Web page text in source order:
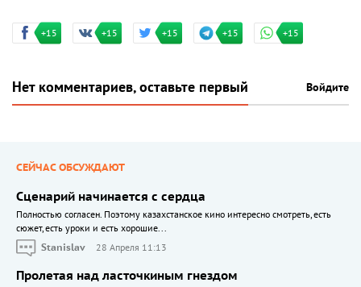
+15 +15 +15 +15 +15
Нет комментариев, оставьте первый Войдите
СЕЙЧАС ОБСУЖДАЮТ
Сценарий начинается с сердца
Полностью согласен. Поэтому казахстанское кино интересно смотреть, есть
сюжет, есть уроки и есть хорошие...
Stanislav
28 Апреля 11:13
Пролетая над ласточкиным гнездом